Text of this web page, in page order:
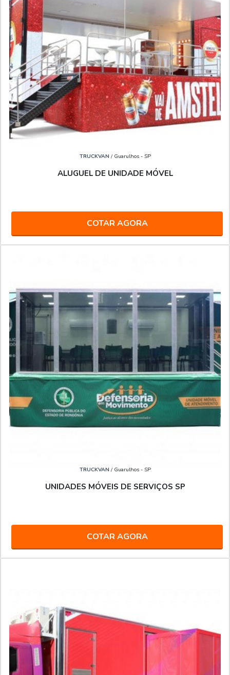
TRUCKVAN / Guarulhos - SP
ALUGUEL DE UNIDADE MÓVEL
COTAR AGORA
TRUCKVAN / Guarulhos - SP
UNIDADES MÓVEIS DE SERVIÇOS SP
COTAR AGORA